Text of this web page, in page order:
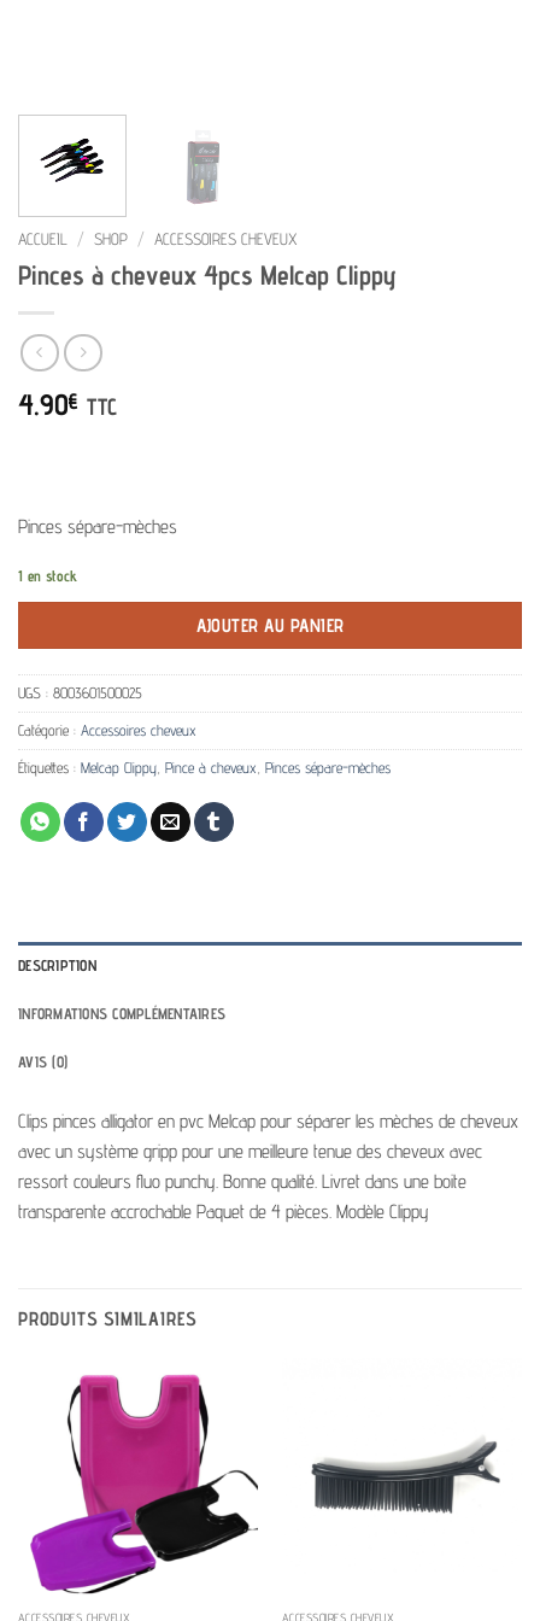
ACCUEIL / SHOP / ACCESSOIRES CHEVEUX
Pinces à cheveux 4pcs Melcap Clippy
4.90€ TTC
Pinces sépare-mèches
1 en stock
AJOUTER AU PANIER
UGS : 8003601500025
Catégorie : Accessoires cheveux
Étiquettes : Melcap Clippy Pince à cheveux Pinces sépare-mèches
DESCRIPTION
INFORMATIONS COMPLÉMENTAIRES
AVIS (0)
Clips pinces alligator en pvc Melcap pour séparer les mèches de cheveux
avec un système gripp pour une meilleure tenue des cheveux avec
ressort couleurs fluo punchy. Bonne qualité. Livret dans une boite
transparente accrochable Paquet de 4 pièces. Modèle Clippy
PRODUITS SIMILAIRES
ACCESSOIRES CHEVEUX ACCESSOIRES CHEVEUX